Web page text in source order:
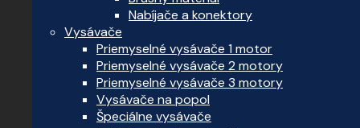
Nabíjače a konektory
Vysávače
Priemyselné vysávače 1 motor
Priemyselné vysávače 2 motory
Priemyselné vysávače 3 motory
Vysávače na popol
Špeciálne vysávače